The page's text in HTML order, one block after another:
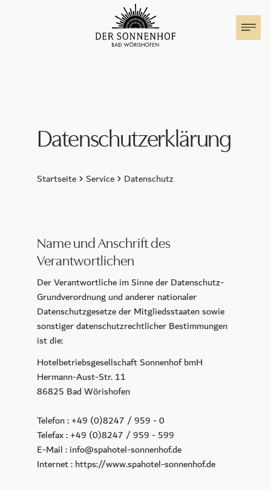
Familienurlaub
Wohnmobil Stellplatz
Kulinarik
CALLA
Petit Plaisir
König Ludwig Lounge
Sonntagsbrunch
Frühstück
Murano Bar
Der Wintergarten
Wellness
Day Spa
Datenschutzerklärung
Startseite Service Datenschutz
Name und Anschrift des
Verantwortlichen
Der Verantwortliche im Sinne der Datenschutz-
Grundverordnung und anderer nationaler
Datenschutzgesetze der Mitgliedsstaaten sowie
sonstiger datenschutzrechtlicher Bestimmungen
ist die:
Hotelbetriebsgesellschaft Sonnenhof bmH
Hermann-Aust-Str. 11
86825 Bad Wörishofen
Telefon : +49 (0)8247 / 959 - 0
Telefax : +49 (0)8247 / 959 - 599
E-Mail : info@spahotel-sonnenhof.de
Internet : https://www.spahotel-sonnenhof.de